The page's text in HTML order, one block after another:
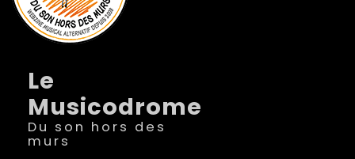
Le
Musicodrome
Du son hors des
murs